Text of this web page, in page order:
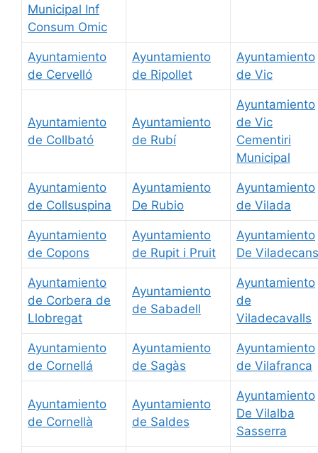
Municipal Inf
Consum Omic
Ayuntamiento
de Cervelló
Ayuntamiento
de Ripollet
Ayuntamiento
de Vic
Ayuntamiento
de Collbató
Ayuntamiento
de Rubí
Ayuntamiento
de Vic
Cementiri
Municipal
Ayuntamiento
de Collsuspina
Ayuntamiento
De Rubio
Ayuntamiento
de Vilada
Ayuntamiento
de Copons
Ayuntamiento
de Rupit i Pruit
Ayuntamiento
De Viladecans
Ayuntamiento
de Corbera de
Llobregat
Ayuntamiento
de Sabadell
Ayuntamiento
de
Viladecavalls
Ayuntamiento
de Cornellá
Ayuntamiento
de Sagàs
Ayuntamiento
de Vilafranca
Ayuntamiento
de Cornellà
Ayuntamiento
de Saldes
Ayuntamiento
De Vilalba
Sasserra